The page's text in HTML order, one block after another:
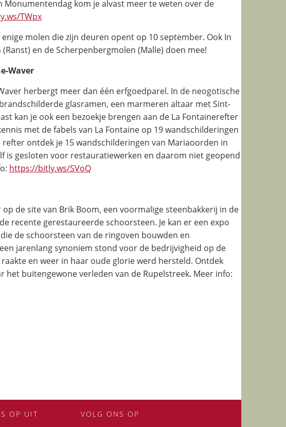
kom je alvast meer te weten over de
TWpx
molen die zijn deuren opent op 10 september. Ook In
en de Scherpenbergmolen (Malle) doen mee!
Waver
herbergt meer dan één erfgoedparel. In de neogotische
glasramen, een marmeren altaar met Sint-
kan je ook een bezoekje brengen aan de La Fontainerefter
met de fabels van La Fontaine op 19 wandschilderingen
refter ontdek je 15 wandschilderingen van Mariaoorden in
is gesloten voor restauratiewerken en daarom niet geopend
https://bitly.ws/SVoQ
de site van Brik Boom, een voormalige steenbakkerij in de
recente gerestaureerde schoorsteen. Je kan er een expo
de schoorsteen van de ringoven bouwden en
jarenlang synoniem stond voor de bedrijvigheid op de
en weer in haar oude glorie werd hersteld. Ontdek
het buitengewone verleden van de Rupelstreek. Meer info:
OP UIT VOLG ONS OP